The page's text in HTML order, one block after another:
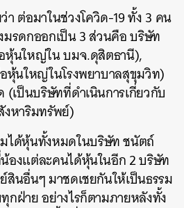
ต่อมาในช่วงโควิด-19 ทั้ง 3 คน
รดกออกเป็น 3 ส่วนคือ บริษัท
นใหญ่ใน บมจ.ดุสิตธานี),
หุ้นใหญ่ในโรงพยาบาลสุขุมวิท)
เป็นบริษัทที่ดำเนินการเกี่ยวกับ
หาริมทรัพย์)
ได้หุ้นทั้งหมดในบริษัท ชนัตถ์
องแต่ละคนได้หุ้นในอีก 2 บริษัท
สินอื่นๆ มาชดเชยกันให้เป็นธรรม
กฝ่าย อย่างไรก็ตามภายหลังทั้ง